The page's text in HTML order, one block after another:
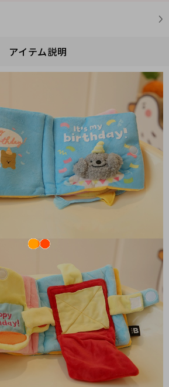
アイテム説明